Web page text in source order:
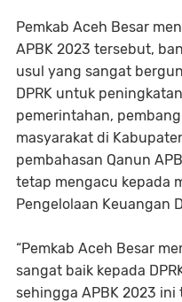
Pemkab Aceh Besar
APBK 2023 tersebut,
usul yang sangat
DPRK untuk
pemerintahan,
masyarakat di
pembahasan Qanun
tetap mengacu kepada
Pengelolaan Keuangan
“Pemkab Aceh Besar
sangat baik kepada
sehingga APBK 2023 ini